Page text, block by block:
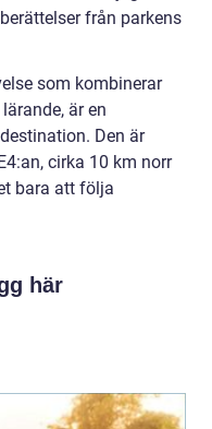
från parkens
som kombinerar
är en
Den är
cirka 10 km norr
bara att följa
här